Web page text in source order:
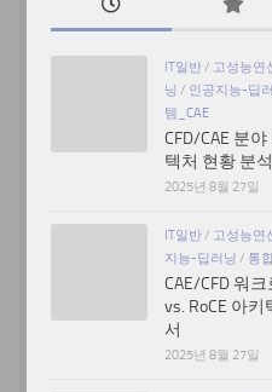
IT일반/ 고성능연
닝 / 인공지능-딥
템_CAE
CFD/CAE 분
텍처 현황 분
2025년 8월 27일
IT일반/ 고성능연
지능-딥러닝 / 통
CAE/CFD 워
vs. RoCE 아
서
2025년 8월 27일